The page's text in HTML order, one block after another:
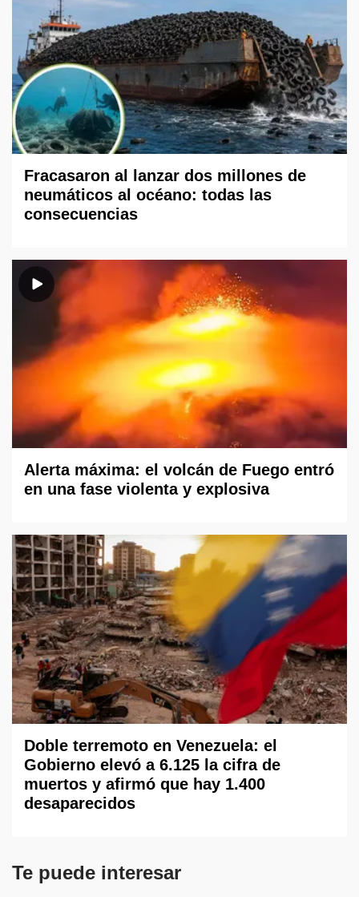
Fracasaron al lanzar dos millones de
neumáticos al océano: todas las
consecuencias
Alerta máxima: el volcán de Fuego entró
en una fase violenta y explosiva
Doble terremoto en Venezuela: el
Gobierno elevó a 6.125 la cifra de
muertos y afirmó que hay 1.400
desaparecidos
Te puede interesar